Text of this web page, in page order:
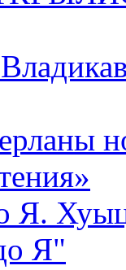
Я.
Я"